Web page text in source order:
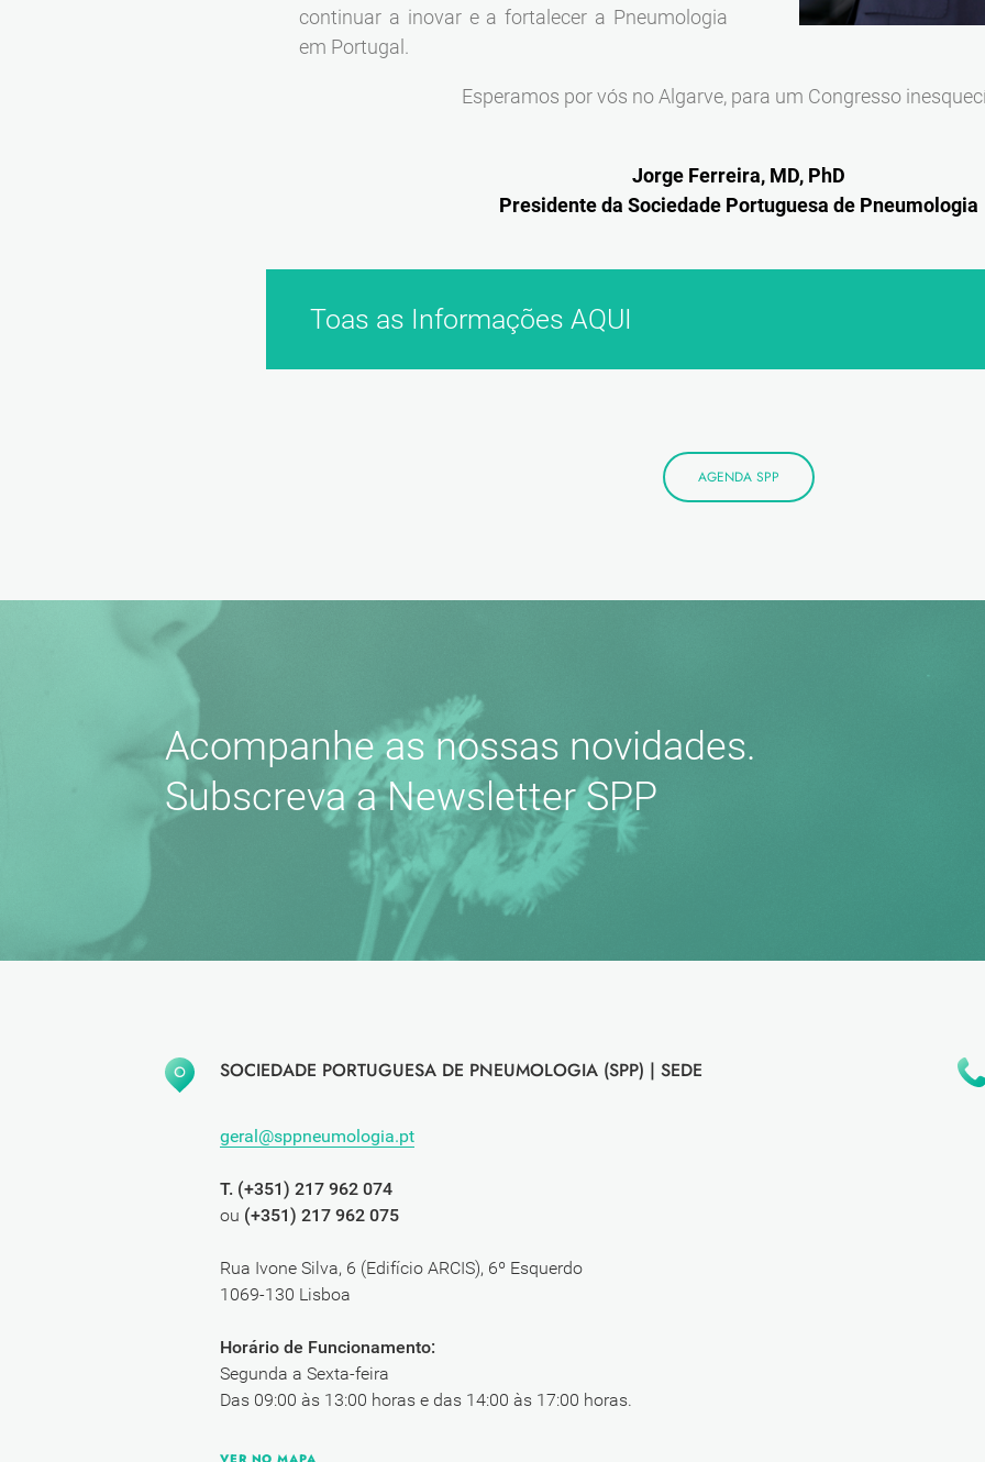
continuar a inovar e a fortalecer a Pneumologia
em Portugal.
Esperamos por vós no Algarve, para um Congresso
Jorge Ferreira, MD, PhD
Presidente da Sociedade Portuguesa de Pneumologia
Toas as Informações AQUI
AGENDA SPP
Acompanhe as nossas novidades.
Subscreva a Newsletter SPP
SOCIEDADE PORTUGUESA DE PNEUMOLOGIA (SPP) | SEDE
geral@sppneumologia.pt
T. (+351) 217 962 074
ou (+351) 217 962 075
Rua Ivone Silva, 6 (Edifício ARCIS), 6º Esquerdo
1069-130 Lisboa
Horário de Funcionamento:
Segunda a Sexta-feira
Das 09:00 às 13:00 horas e das 14:00 às 17:00 horas.